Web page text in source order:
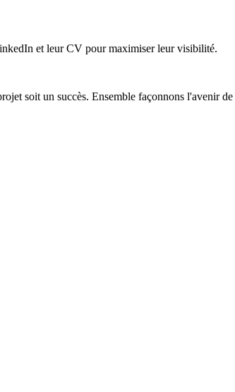
et leur CV pour maximiser leur visibilité.
soit un succès. Ensemble façonnons l'avenir